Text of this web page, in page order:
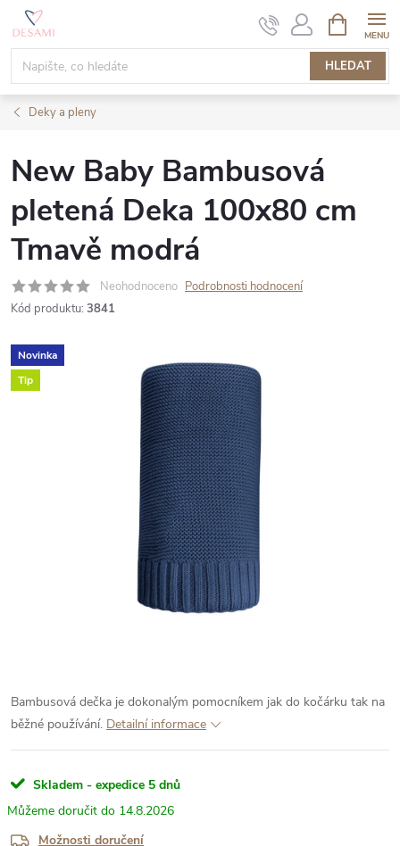
Přejít
obsah
HLEDAT
NÁKUPNÍ
KOŠÍK
Deky a pleny
New Baby Bambusová
pletená Deka 100x80 cm
Tmavě modrá
Neohodnoceno Podrobnosti hodnocení
Kód produktu: 3841
Novinka
Tip
Bambusová dečka je dokonalým pomocníkem jak do kočárku tak na
běžné používání. Detailní informace
Skladem - expedice 5 dnů
14.8.2026
Možnosti doručení